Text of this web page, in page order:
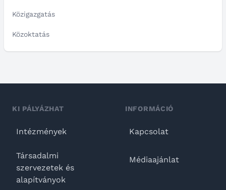
Közigazgatás
Közoktatás
KI PÁLYÁZHAT
Intézmények
Társadalmi
szervezetek és
alapítványok
INFORMÁCIÓ
Kapcsolat
Médiaajánlat